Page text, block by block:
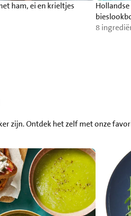
ham, ei en krieltjes
8
zijn. Ontdek het zelf met onze